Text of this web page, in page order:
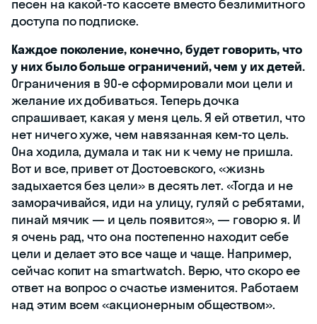
песен на какой-то кассете вместо безлимитного
доступа по подписке.
Каждое поколение, конечно, будет говорить, что
у них было больше ограничений, чем у их детей.
Ограничения в 90-е сформировали мои цели и
желание их добиваться. Теперь дочка
спрашивает, какая у меня цель. Я ей ответил, что
нет ничего хуже, чем навязанная кем-то цель.
Она ходила, думала и так ни к чему не пришла.
Вот и все, привет от Достоевского, «‎жизнь
задыхается без цели» в десять лет. «Тогда и не
заморачивайся, иди на улицу, гуляй с ребятами,
пинай мячик — и цель появится», — говорю я. И
я очень рад, что она постепенно находит себе
цели и делает это все чаще и чаще. Например,
сейчас копит на smartwatch. Верю, что скоро ее
ответ на вопрос о счастье изменится. Работаем
над этим всем «акционерным обществом».